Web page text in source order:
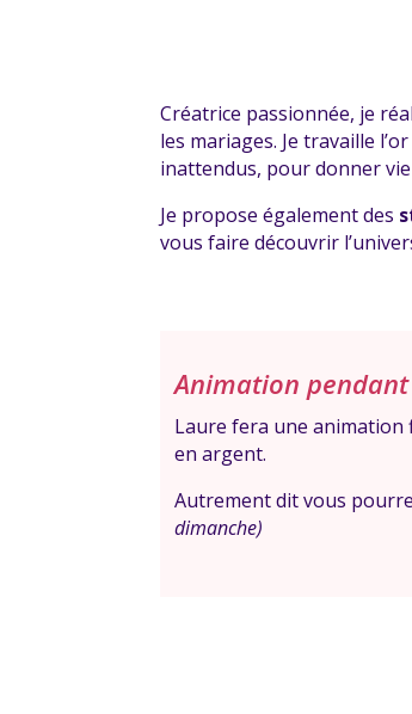
Créatrice passionnée, je
les mariages. Je travaille
inattendus, pour donner
Je propose également des
vous faire découvrir
Animation pendant
Laure fera une animation
en argent.
Autrement dit vous
dimanche)